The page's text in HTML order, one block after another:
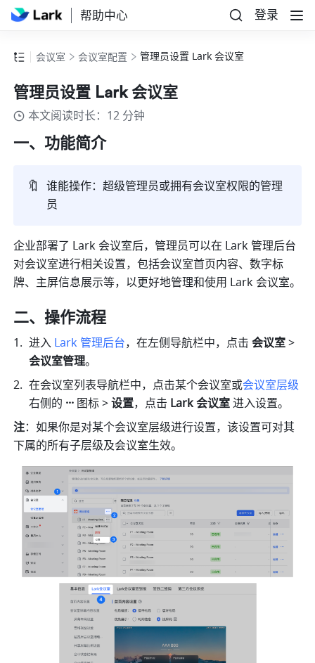
帮助中心 登录
会议室 会议室配置 管理员设置 Lark 会议室
管理员设置 Lark 会议室
本文阅读时长：12 分钟
一、功能简介
🔖 谁能操作：超级管理员或拥有会议室权限的管理
员
企业部署了 Lark 会议室后，管理员可以在 Lark 管理后台
对会议室进行相关设置，包括会议室首页内容、数字标
牌、主屏信息展示等，以更好地管理和使用 Lark 会议室。
二、操作流程
进入 Lark 管理后台，在左侧导航栏中，点击 会议室 >
会议室管理。
在会议室列表导航栏中，点击某个会议室或会议室层级
右侧的 ··· 图标 > 设置，点击 Lark 会议室 进入设置。
注：如果你是对某个会议室层级进行设置，该设置可对其
下属的所有子层级及会议室生效。